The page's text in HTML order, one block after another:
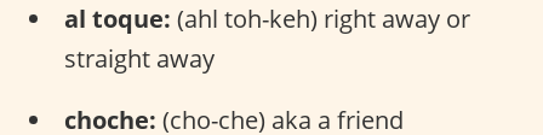
al toque: (ahl toh-keh) right away or
straight away
choche: (cho-che) aka a friend